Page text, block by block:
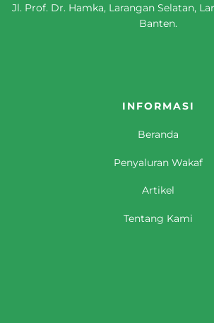
Jl. Prof. Dr. Hamka, Larangan Selatan,
Banten.
INFORMASI
Beranda
Penyaluran Wakaf
Artikel
Tentang Kami